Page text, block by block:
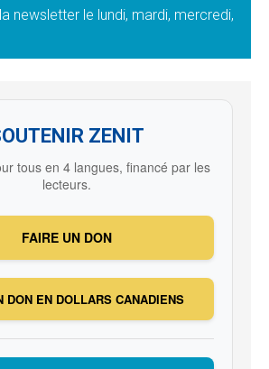
newsletter le lundi, mardi, mercredi,
ZENIT
tous en 4 langues, financé par les
lecteurs.
FAIRE UN DON
DON EN DOLLARS CANADIENS